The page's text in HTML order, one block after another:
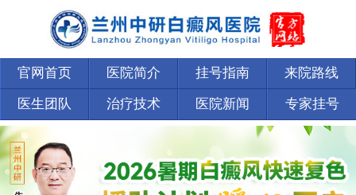
官网首页 医院简介 挂号指南 来院路线
医生团队 治疗技术 医院新闻 专家挂号